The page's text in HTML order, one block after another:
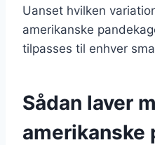
Uanset hvilken
amerikanske
tilpasses til enhver
Sådan laver
amerikanske